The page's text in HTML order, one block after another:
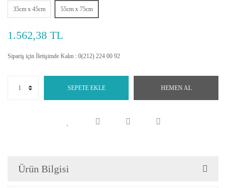
35cm x 45cm 55cm x 75cm
1.562,38 TL
Sipariş için İletişimde Kalın : 0(212) 224 00 92
SEPETE EKLE HEMEN AL
Ürün Bilgisi